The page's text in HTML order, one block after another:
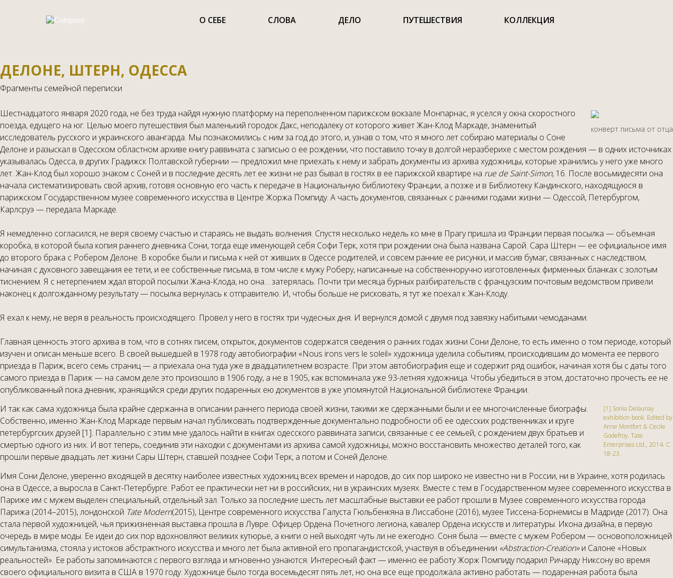
О СЕБЕ СЛОВА ДЕЛО ПУТЕШЕСТВИЯ КОЛЛЕКЦИЯ
ДЕЛОНЕ, ШТЕРН, ОДЕССА
Фрагменты семейной переписки
конверт письма от отца
Шестнадцатого января 2020 года, не без труда найдя нужную платформу на переполненном парижском вокзале Монпарнас, я уселся у окна скоростного
поезда, едущего на юг. Целью моего путешествия был маленький городок Дакс, неподалеку от которого живет Жан-Клод Маркаде, знаменитый
исследователь русского и украинского авангарда. Мы познакомились с ним за год до этого, и, узнав о том, что я много лет собираю материалы о Соне
Делоне и разыскал в Одесском областном архиве книгу раввината с записью о ее рождении, что поставило точку в долгой неразберихе с местом рождения — в одних источниках
указывалась Одесса, в других Градижск Полтавской губернии — предложил мне приехать к нему и забрать документы из архива художницы, которые хранились у него уже много
лет. Жан-Клод был хорошо знаком с Соней и в последние десять лет ее жизни не раз бывал в гостях в ее парижской квартире на rue de Saint-Simon, 16. После восьмидесяти она
начала систематизировать свой архив, готовя основную его часть к передаче в Национальную библиотеку Франции, а позже и в Библиотеку Кандинского, находящуюся в
парижском Государственном музее современного искусства в Центре Жоржа Помпиду. А часть документов, связанных с ранними годами жизни — Одессой, Петербургом,
Карлсруэ — передала Маркаде.
Я немедленно согласился, не веря своему счастью и стараясь не выдать волнения. Спустя несколько недель ко мне в Прагу пришла из Франции первая посылка — объемная
коробка, в которой была копия раннего дневника Сони, тогда еще именующей себя Софи Терк, хотя при рождении она была названа Сарой. Сара Штерн — ее официальное имя
до второго брака с Робером Делоне. В коробке были и письма к ней от живших в Одессе родителей, и совсем ранние ее рисунки, и массив бумаг, связанных с наследством,
начиная с духовного завещания ее тети, и ее собственные письма, в том числе к мужу Роберу, написанные на собственноручно изготовленных фирменных бланках с золотым
тиснением. Я с нетерпением ждал второй посылки Жана-Клода, но она… затерялась. Почти три месяца бурных разбирательств с французским почтовым ведомством привели
наконец к долгожданному результату — посылка вернулась к отправителю. И, чтобы больше не рисковать, я тут же поехал к Жан-Клоду.
Я ехал к нему, не веря в реальность происходящего. Провел у него в гостях три чудесных дня. И вернулся домой с двумя под завязку набитыми чемоданами.
Главная ценность этого архива в том, что в сотнях писем, открыток, документов содержатся сведения о ранних годах жизни Сони Делоне, то есть именно о том периоде, который
изучен и описан меньше всего. В своей вышедшей в 1978 году автобиографии «Nous irons vers le soleil» художница уделила событиям, происходившим до момента ее первого
приезда в Париж, всего семь страниц — а приехала она туда уже в двадцатилетнем возрасте. При этом автобиография еще и содержит ряд ошибок, начиная хотя бы с даты того
самого приезда в Париж — на самом деле это произошло в 1906 году, а не в 1905, как вспоминала уже 93-летняя художница. Чтобы убедиться в этом, достаточно прочесть ее не
опубликованный пока дневник, хранящийся среди других подаренных ею документов в уже упомянутой Национальной библиотеке Франции.
И так как сама художница была крайне сдержанна в описании раннего периода своей жизни, такими же сдержанными были и ее многочисленные биографы.
Собственно, именно Жан-Клод Маркаде первым начал публиковать подтвержденные документально подробности об ее одесских родственниках и круге
петербургских друзей [1]. Параллельно с этим мне удалось найти в книгах одесского раввината записи, связанные с ее семьей, с рождением двух братьев и
смертью одного из них. И вот теперь, соединив эти находки с документами из архива самой художницы, можно восстановить множество деталей того, как
прошли первые двадцать лет жизни Сары Штерн, ставшей позднее Софи Терк, а потом и Соней Делоне.
[1] Sonia Delaunay
exhibition book. Edited by
Anne Montfort & Cecile
Godefroy. Tate
Enterprises Ltd., 2014. С.
18-23.
Имя Сони Делоне, уверенно входящей в десятку наиболее известных художниц всех времен и народов, до сих пор широко не известно ни в России, ни в Украине, хотя родилась
она в Одессе, а выросла в Санкт-Петербурге. Работ ее практически нет ни в российских, ни в украинских музеях. Вместе с тем в Государственном музее современного искусства в
Париже им с мужем выделен специальный, отдельный зал. Только за последние шесть лет масштабные выставки ее работ прошли в Музее современного искусства города
Парижа (2014–2015), лондонской Tate Modern(2015), Центре современного искусства Галуста Гюльбенкяна в Лиссабоне (2016), музее Тиссена-Борнемисы в Мадриде (2017). Она
стала первой художницей, чья прижизненная выставка прошла в Лувре. Офицер Ордена Почетного легиона, кавалер Ордена искусств и литературы. Икона дизайна, в первую
очередь в мире моды. Ее идеи до сих пор вдохновляют великих кутюрье, а книги о ней выходят чуть ли не ежегодно. Соня была — вместе с мужем Робером — основоположницей
симультанизма, стояла у истоков абстрактного искусства и много лет была активной его пропагандистской, участвуя в объединении «Abstraction-Creation»и Салоне «Новых
реальностей». Ее работы запоминаются с первого взгляда и мгновенно узнаются. Интересный факт — именно ее работу Жорж Помпиду подарил Ричарду Никсону во время
своего официального визита в США в 1970 году. Художнице было тогда восемьдесят пять лет, но она все еще продолжала активно работать — подаренная работа была